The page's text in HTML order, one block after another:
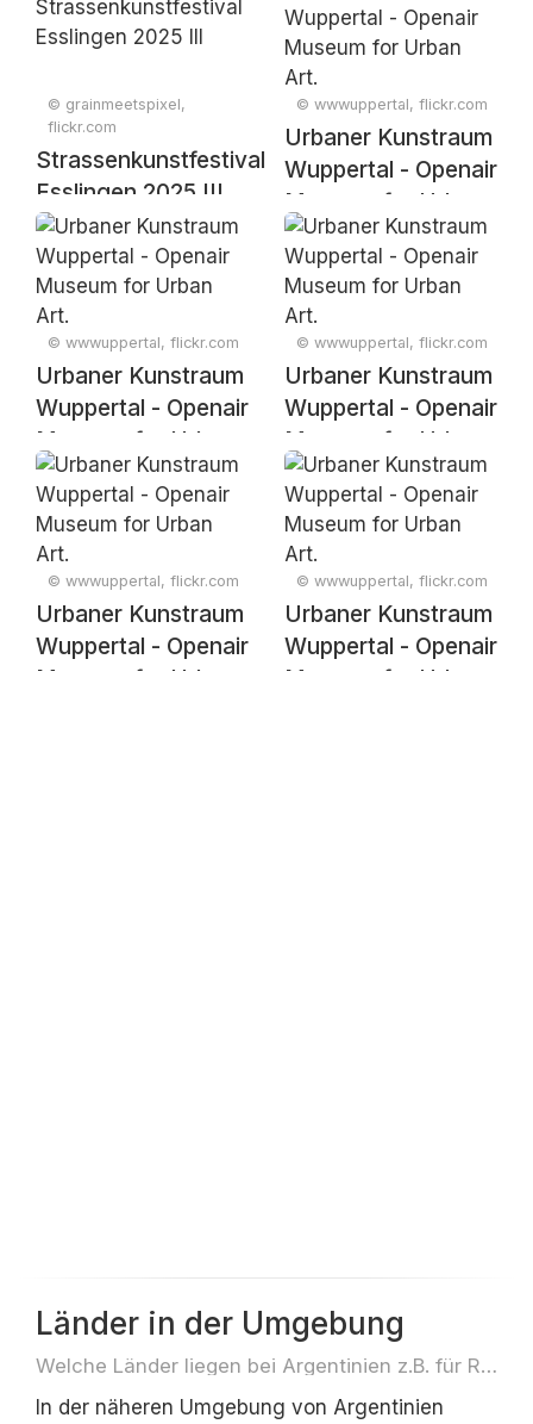
© grainmeetspixel,
flickr.com
Strassenkunstfestival
Esslingen 2025 III
© wwwuppertal, flickr.com
Urbaner Kunstraum
Wuppertal - Openair
Museum for Urban
Art.
© wwwuppertal, flickr.com
Urbaner Kunstraum
Wuppertal - Openair
Museum for Urban
Art.
© wwwuppertal, flickr.com
Urbaner Kunstraum
Wuppertal - Openair
Museum for Urban
Art.
© wwwuppertal, flickr.com
Urbaner Kunstraum
Wuppertal - Openair
Museum for Urban
© wwwuppertal, flickr.com
Urbaner Kunstraum
Wuppertal - Openair
Museum for Urban
Länder in der Umgebung
Welche Länder liegen bei Argentinien z.B. für Reisen oder Flüge
In der näheren Umgebung von Argentinien